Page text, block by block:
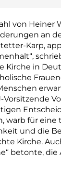
von Heiner
an
Karp,
Kirche in
warb für
und die
Kirche.
betonte,